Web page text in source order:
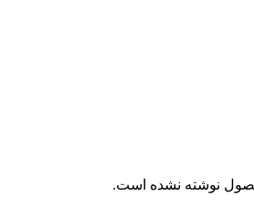
نوشته نشده است.